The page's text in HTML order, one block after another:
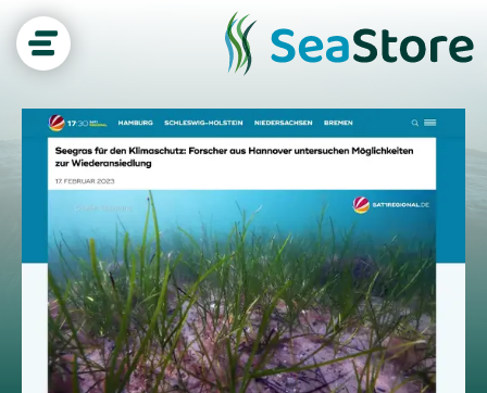
Seegras-Wissen
CO₂-Speicher
Biodiversität
Küstenschutz